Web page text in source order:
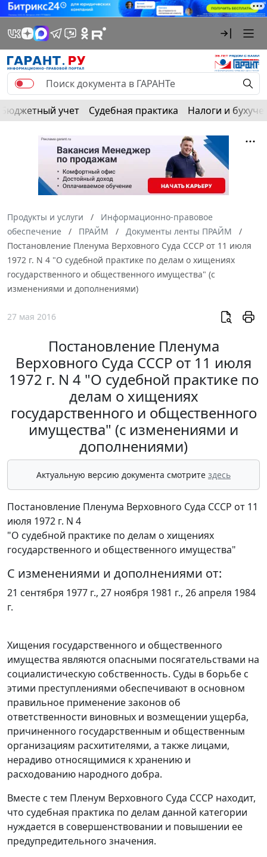
Бюджетный учет Судебная практика Налоги и
Продукты и услуги
Информационно-правовое
обеспечение
ПРАЙМ
Документы ленты ПРАЙМ
Постановление Пленума Верховного Суда СССР от 11 июля
1972 г. N 4 "О судебной практике по делам о хищениях
государственного и общественного имущества" (с
изменениями и дополнениями)
27 мая 2016
Постановление Пленума
Верховного Суда СССР от 11 июля
1972 г. N 4 "О судебной практике по
делам о хищениях
государственного и общественного
имущества" (с изменениями и
дополнениями)
Актуальную версию документа смотрите здесь
Постановление Пленума Верховного Суда СССР от 11
июля 1972 г. N 4
"О судебной практике по делам о хищениях
государственного и общественного имущества"
С изменениями и дополнениями от:
21 сентября 1977 г., 27 ноября 1981 г., 26 апреля 1984
г.
Хищения государственного и общественного
имущества являются опасными посягательствами на
социалистическую собственность. Суды в борьбе с
этими преступлениями обеспечивают в основном
правильное применение законов об
ответственности виновных и возмещении ущерба,
причиненного государственным и общественным
организациям расхитителями, а также лицами,
нерадиво относящимися к хранению и
расходованию народного добра.
Вместе с тем Пленум Верховного Суда СССР находит,
что судебная практика по делам данной категории
нуждается в совершенствовании и повышении ее
предупредительного значения.